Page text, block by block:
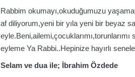
Rabbim okumayı,okuduğumuzu
af diliyorum,yeni bir yıla yeni bir beyaz
eyleme Ya Rabbi..Hepinize hayırlı
Selam ve dua ile; İbrahim Özdede